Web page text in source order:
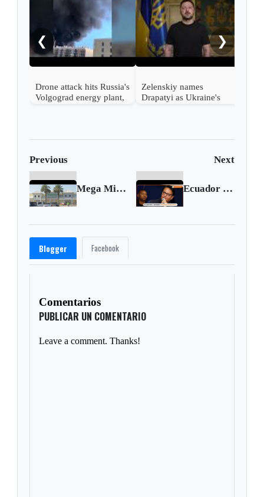
❮
Drone attack hits Russia's
Volgograd energy plant,
Zelenskiy names
Drapatyi as Ukraine's
❯
Previous Next
Mega Millions lottery ticket sold in Florida wins $1.58 billion Ecuador presidential candidate Fernando Villavicencio shot dead at campaign event
Blogger Facebook
Comentarios
PUBLICAR UN COMENTARIO
Leave a comment. Thanks!